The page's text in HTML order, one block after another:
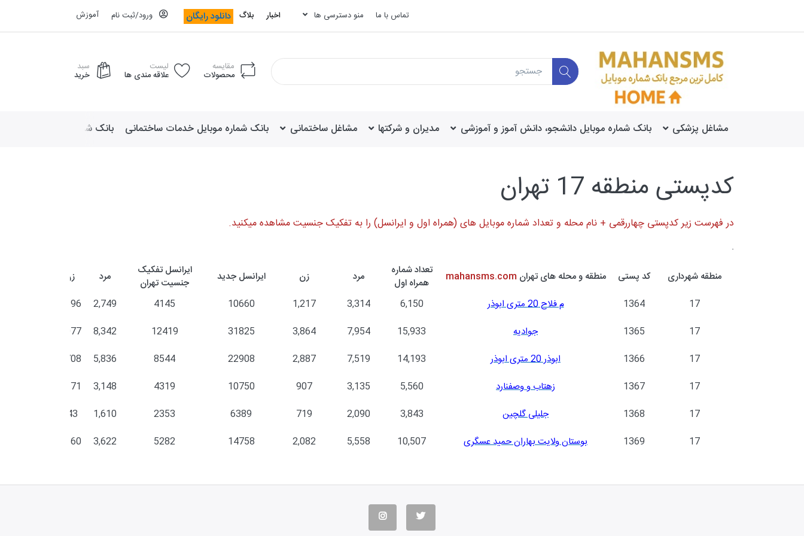
تماس با ما منو دسترسی ها اخبار بلاگ دانلود رایگان ورود/ثبت نام آموزش
مقایسه
محصولات
لیست
علاقه مندی ها
سبد
خرید
مشاغل پزشکی بانک شماره موبایل دانشجو، دانش آموز و آموزشی مدیران و شرکتها مشاغل ساختمانی بانک شماره موبایل خدمات ساختمانی بانک شماره موبایل لوازم
کدپستی منطقه 17 تهران
در فهرست زیر کدپستی چهاررقمی + نام محله و تعداد شماره موبایل های (همراه اول و ایرانسل) را به تفکیک جنسیت مشاهده میکنید.
.
منطقه شهرداری
کد پستی منطقه و محله های تهرانmahansms.com
تعداد شماره
همراه اول
مرد زن ایرانسل جدید
ایرانسل تفکیک
جنسیت تهران
مرد
زن
17
1364 م فلاح 20 متری ابوذر 6,150
3,314
1,217
10660
4145
2,749
1,396
17
1365 جوادیه 15,933
7,954
3,864
31825
12419
8,342
4,077
17
1366 ابوذر 20 متری ابوذر 14,193
7,519
2,887
22908
8544
5,836
2,708
17
1367 زهتاب و وصفنارد 5,560
3,135
907
10750
4319
3,148
1,171
17
1368 جلیلی گلچین 3,843
2,090
719
6389
2353
1,610
743
17
1369 بوستان ولایت بهاران حمید عسگری 10,507
5,558
2,082
14758
5282
3,622
1,660